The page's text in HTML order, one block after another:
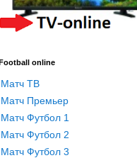
online
Матч ТВ
Матч Премьер
Матч Футбол 1
Матч Футбол 2
Матч Футбол 3